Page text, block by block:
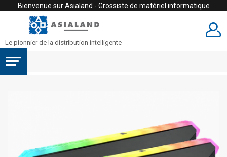
Bienvenue sur Asialand - Grossiste de matériel informatique
Le pionnier de la distribution intelligente